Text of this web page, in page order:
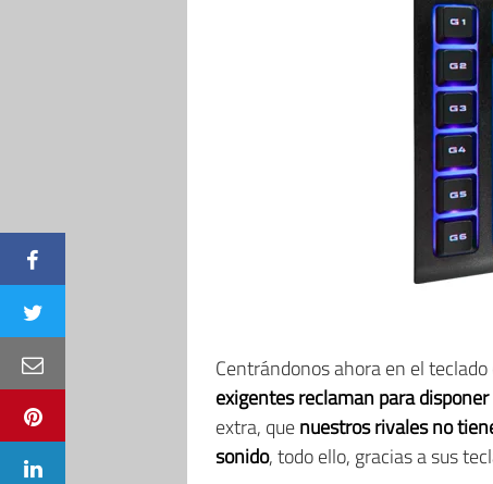
Centrándonos ahora en el
exigentes reclaman para
extra, quenuestros rivales no
sonido, todo ello, gracias a sus